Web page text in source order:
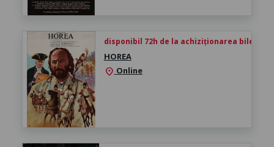
disponibil 72h de la achiziționarea biletului
HOREA
location_on Online